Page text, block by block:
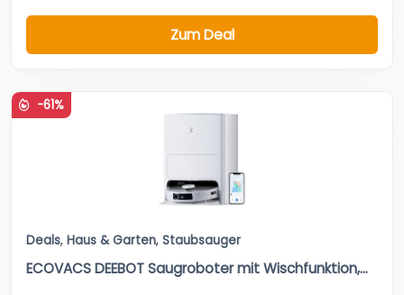
Zum Deal
-61%
Deals, Haus & Garten, Staubsauger
ECOVACS DEEBOT Saugroboter mit Wischfunktion,...